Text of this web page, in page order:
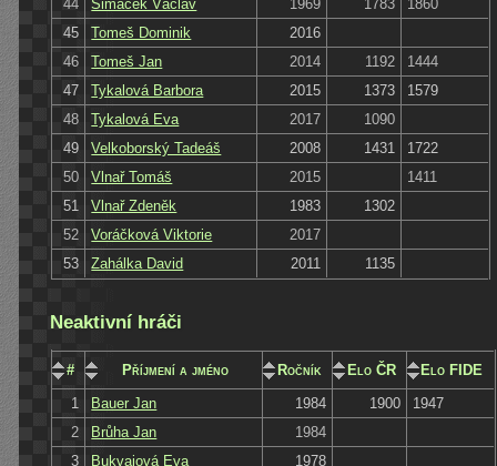
44
Šimáček Václav 1969 1783
1860
45
Tomeš Dominik
2016
46
Tomeš Jan 2014 1192
1444
47
Tykalová Barbora 2015 1373
1579
48
Tykalová Eva 2017
1090
49
Velkoborský Tadeáš 2008 1431
1722
50
Vlnař Tomáš 2015
1411
51
Vlnař Zdeněk 1983
1302
52
Voráčková Viktorie
2017
53
Zahálka David 2011 1135
Neaktivní hráči
# Příjmení a jméno Ročník Elo ČR
Elo FIDE
1
Bauer Jan 1984 1900
1947
2
Brůha Jan
1984
3
Bukvajová Eva
1978